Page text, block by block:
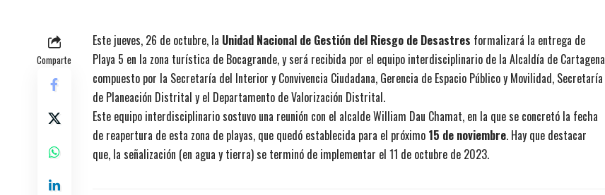
Comparte
Este jueves, 26 de octubre, la Unidad Nacional de Gestión del Riesgo de Desastres formalizará la entrega de
Playa 5 en la zona turística de Bocagrande, y será recibida por el equipo interdisciplinario de la Alcaldía de Cartagena
compuesto por la Secretaría del Interior y Convivencia Ciudadana, Gerencia de Espacio Público y Movilidad, Secretaría
de Planeación Distrital y el Departamento de Valorización Distrital.
Este equipo interdisciplinario sostuvo una reunión con el alcalde William Dau Chamat, en la que se concretó la fecha
de reapertura de esta zona de playas, que quedó establecida para el próximo 15 de noviembre. Hay que destacar
que, la señalización (en agua y tierra) se terminó de implementar el 11 de octubre de 2023.